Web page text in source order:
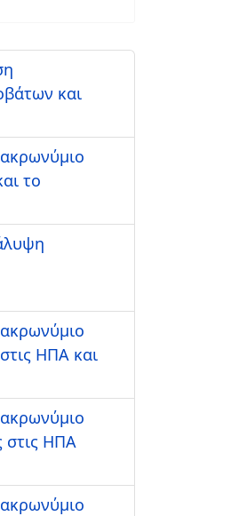
και
το
ΗΠΑ και
στις ΗΠΑ